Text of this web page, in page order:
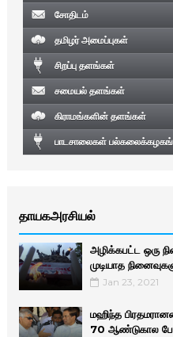
சோதிடம்
தமிழர் அமைப்புகள்
சிறப்பு தளங்கள்
சமையல் தளங்கள்
கிராமங்களின் தளங்கள்
பாடசாலைகள்
தாயகஅரசியல்
அழிக்கபட்ட ஒரு
முடியாத
Jan 23, 2021
மஹிந்த
70 ஆண்டுகால